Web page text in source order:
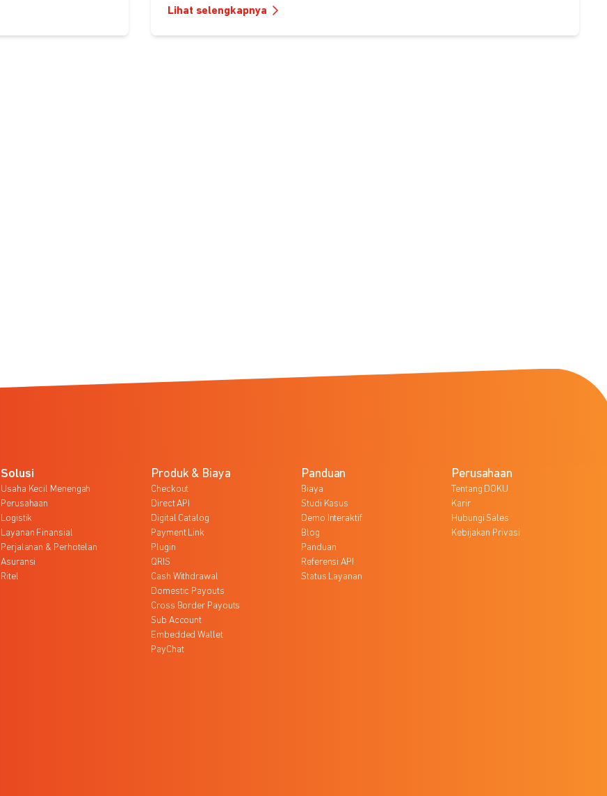
Lihat selengkapnya
Solusi
Usaha Kecil Menengah
Perusahaan
Logistik
Layanan Finansial
Perjalanan & Perhotelan
Asuransi
Ritel
Produk & Biaya
Checkout
Direct API
Digital Catalog
Payment Link
Plugin
QRIS
Cash Withdrawal
Domestic Payouts
Cross Border Payouts
Sub Account
Embedded Wallet
PayChat
Panduan
Biaya
Studi Kasus
Demo Interaktif
Blog
Panduan
Referensi API
Status Layanan
Perusahaan
Tentang DOKU
Karir
Hubungi Sales
Kebijakan Privasi